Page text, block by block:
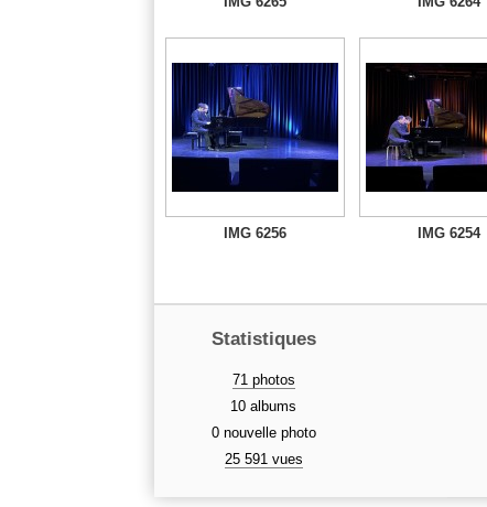
IMG 6256 IMG 6254
Statistiques
71 photos
10 albums
0 nouvelle photo
25 591 vues